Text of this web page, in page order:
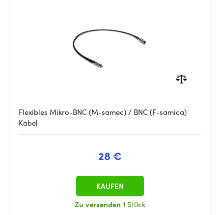
Flexibles Mikro-BNC (M-samec) / BNC (F-samica)
Kabel
28 €
Zu versenden 1 Stück
KAUFEN